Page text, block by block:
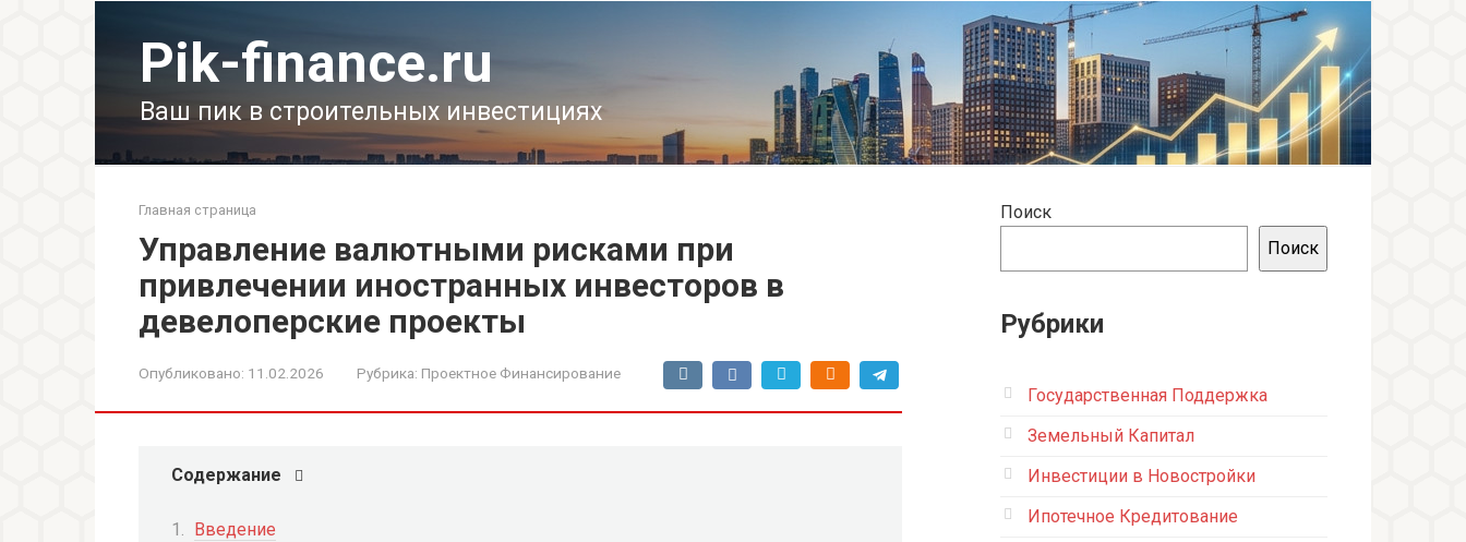
Pik-finance.ru
Ваш пик в строительных инвестициях
Главная страница
Управление валютными рисками при
привлечении иностранных инвесторов в
девелоперские проекты
Опубликовано: 11.02.2026 Рубрика: Проектное Финансирование
Содержание
Введение
Поиск
Поиск
Рубрики
Государственная Поддержка
Земельный Капитал
Инвестиции в Новостройки
Ипотечное Кредитование